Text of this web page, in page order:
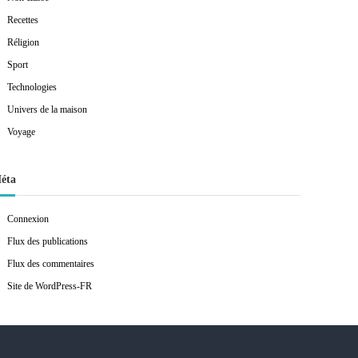
Recettes
Réligion
Sport
Technologies
Univers de la maison
Voyage
Connexion
Flux des publications
Flux des commentaires
Site de WordPress-FR